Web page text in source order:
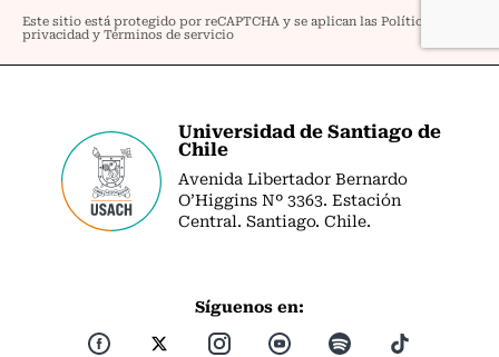
Universidad de Santiago de
Chile
Avenida Libertador Bernardo
O’Higgins Nº 3363. Estación
Central. Santiago. Chile.
Síguenos en: